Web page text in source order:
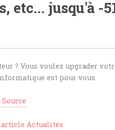
etc... jusqu'à -
? Vous voulez upgrader
est pour vous.
Source
article Actualités